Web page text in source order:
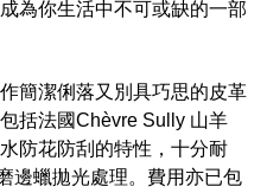
為你生活中不可或缺的一部
簡潔俐落又別具巧思的皮革
括法國Chèvre Sully 山羊
防花防刮的特性，十分耐
邊蠟拋光處理。費用亦已包